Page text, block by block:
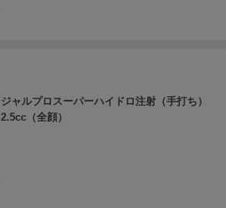
ジャルプロスーパーハイドロ注射（手打ち）
2.5cc（全顔）